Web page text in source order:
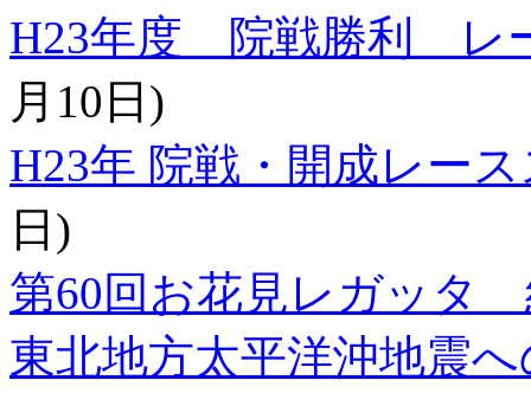
H23年度 院戦勝利 レ
月10日)
H23年 院戦・開成レー
日)
第60回お花見レガッタ
東北地方太平洋沖地震